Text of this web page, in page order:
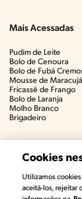
Mais Acessadas
Pudim de Leite
Bolo de Cenoura
Bolo de Fubá
Mousse de Maracujá
Fricassê de Frango
Bolo de Laranja
Molho Branco
Brigadeiro
Cookies
Utilizamos
aceitá-los, rejeitar